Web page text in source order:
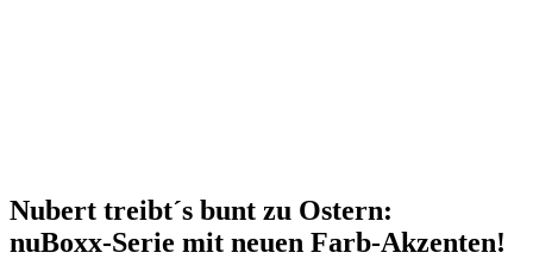
Nubert treibt´s bunt zu Ostern:
nuBoxx-Serie mit neuen Farb-Akzenten!